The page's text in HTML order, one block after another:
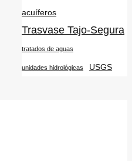
acuíferos
Trasvase Tajo-Segura
tratados de aguas
unidades hidrológicas USGS